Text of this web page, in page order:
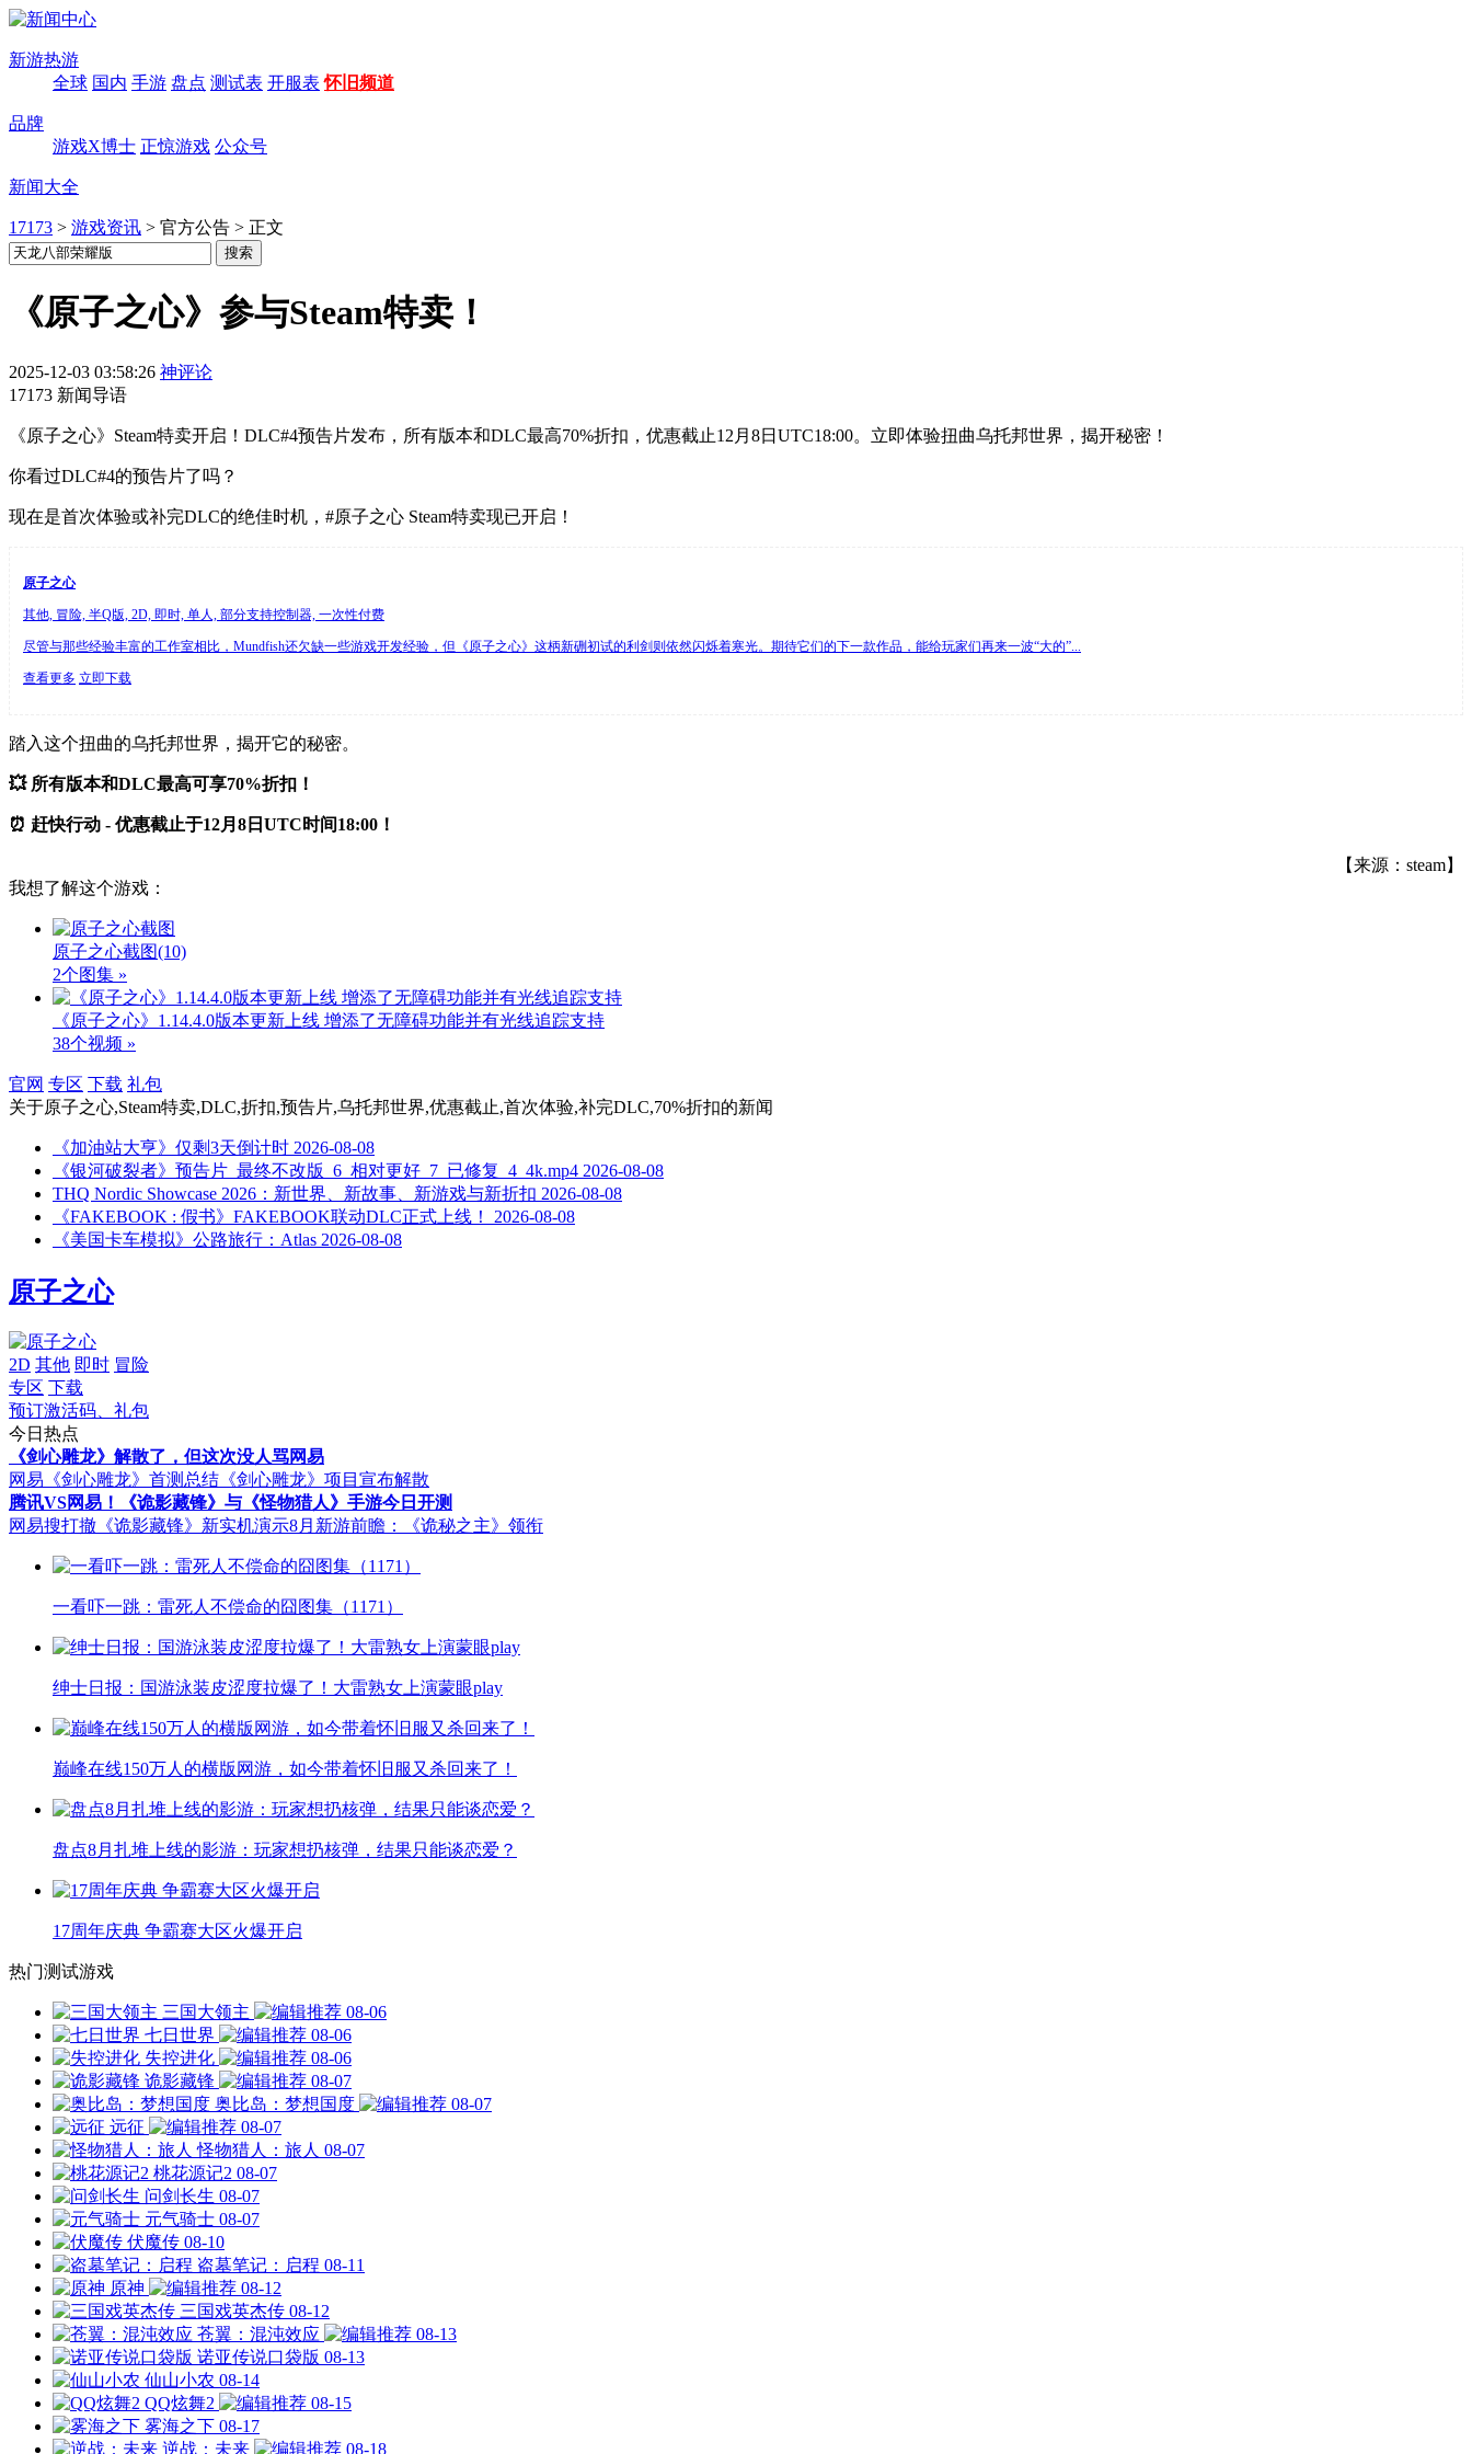
新游热游
全球 国内 手游 盘点 测试表 开服表 怀旧频道
品牌
游戏X博士 正惊游戏 公众号
新闻大全
17173 > 游戏资讯 > 官方公告 > 正文
《原子之心》参与Steam特卖！
2025-12-03 03:58:26 神评论
17173 新闻导语
《原子之心》Steam特卖开启！DLC#4预告片发布，所有版本和DLC最高70%折扣，优惠截止12月8日UTC18:00。立即体验扭曲乌托邦世界，揭开秘密！
你看过DLC#4的预告片了吗？
现在是首次体验或补完DLC的绝佳时机，#原子之心 Steam特卖现已开启！
原子之心
其他, 冒险, 半Q版, 2D, 即时, 单人, 部分支持控制器, 一次性付费
尽管与那些经验丰富的工作室相比，Mundfish还欠缺一些游戏开发经验，但《原子之心》这柄新硎初试的利剑则依然闪烁着寒光。期待它们的下一款作品，能给玩家们再来一波“大的”...
查看更多 立即下载
踏入这个扭曲的乌托邦世界，揭开它的秘密。
💥 所有版本和DLC最高可享70%折扣！
⏰ 赶快行动 - 优惠截止于12月8日UTC时间18:00！
【来源：steam】
我想了解这个游戏：
原子之心截图(10)
2个图集 »
《原子之心》1.14.4.0版本更新上线 增添了无障碍功能并有光线追踪支持
38个视频 »
官网 专区 下载 礼包
关于原子之心,Steam特卖,DLC,折扣,预告片,乌托邦世界,优惠截止,首次体验,补完DLC,70%折扣的新闻
《加油站大亨》仅剩3天倒计时 2026-08-08
《银河破裂者》预告片_最终不改版_6_相对更好_7_已修复_4_4k.mp4 2026-08-08
THQ Nordic Showcase 2026：新世界、新故事、新游戏与新折扣 2026-08-08
《FAKEBOOK : 假书》FAKEBOOK联动DLC正式上线！
2026-08-08
《美国卡车模拟》公路旅行：Atlas 2026-08-08
原子之心
2D 其他 即时 冒险
专区 下载
预订激活码、礼包
今日热点
《剑心雕龙》解散了，但这次没人骂网易
网易《剑心雕龙》首测总结 《剑心雕龙》项目宣布解散
腾讯VS网易！《诡影藏锋》与《怪物猎人》手游今日开测
网易搜打撤《诡影藏锋》新实机演示8月新游前瞻：《诡秘之主》领衔
一看吓一跳：雷死人不偿命的囧图集（1171）
绅士日报：国游泳装皮涩度拉爆了！大雷熟女上演蒙眼play
巅峰在线150万人的横版网游，如今带着怀旧服又杀回来了！
盘点8月扎堆上线的影游：玩家想扔核弹，结果只能谈恋爱？
17周年庆典 争霸赛大区火爆开启
热门测试游戏
三国大领主
08-06
七日世界
08-06
失控进化
08-06
诡影藏锋
08-07
奥比岛：梦想国度
08-07
远征
08-07
怪物猎人：旅人 08-07
桃花源记2 08-07
问剑长生 08-07
元气骑士 08-07
伏魔传 08-10
盗墓笔记：启程 08-11
原神
08-12
三国戏英杰传 08-12
苍翼：混沌效应
08-13
诺亚传说口袋版 08-13
仙山小农 08-14
QQ炫舞2
08-15
雾海之下 08-17
逆战：未来
08-18